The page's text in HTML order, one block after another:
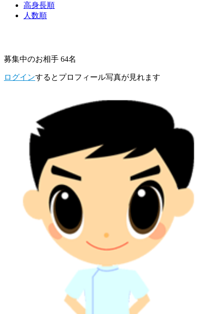
高身長順
人数順
募集中のお相手 64名
ログインするとプロフィール写真が見れます